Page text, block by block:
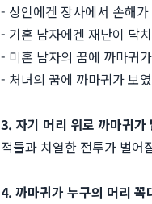
- 상인에겐 장사에서 손해
- 기혼 남자에겐 재난이 닥
- 미혼 남자의 꿈에 까마귀
- 처녀의 꿈에 까마귀가 보
3. 자기 머리 위로 까마귀가
적들과 치열한 전투가 벌어
4. 까마귀가 누구의 머리 꼭